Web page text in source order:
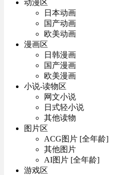
动漫区
日本动画
国产动画
欧美动画
漫画区
日韩漫画
国产漫画
欧美漫画
小说-读物区
网文小说
日式轻小说
其他读物
图片区
ACG图片 [全年龄]
其他图片
AI图片 [全年龄]
游戏区